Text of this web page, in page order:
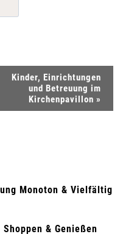
Kinder, Einrichtungen
und Betreuung im
Kirchenpavillon »
Monoton & Vielfältig
& Genießen